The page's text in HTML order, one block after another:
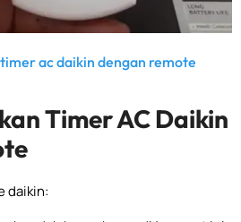
ac daikin dengan remote
Timer AC Daikin
daikin: